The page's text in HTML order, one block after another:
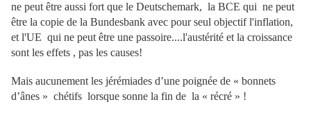
ne peut être aussi fort que le Deutschemark, la BCE qui ne peut
être la copie de la Bundesbank avec pour seul objectif l'inflation,
et l'UE qui ne peut être une passoire....l'austérité et la croissance
sont les effets , pas les causes!
Mais aucunement les jérémiades d’une poignée de « bonnets
d’ânes » chétifs lorsque sonne la fin de la « récré » !